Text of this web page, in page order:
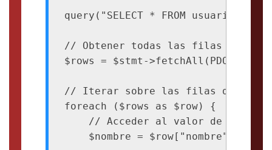
query("SELECT * FROM usuarios");
// Obtener todas las filas de
$rows = $stmt-
// Iterar sobre las filas de
foreach ($rows as $row) {
// Acceder al valor de la
    $nombre = $row["nombre"];